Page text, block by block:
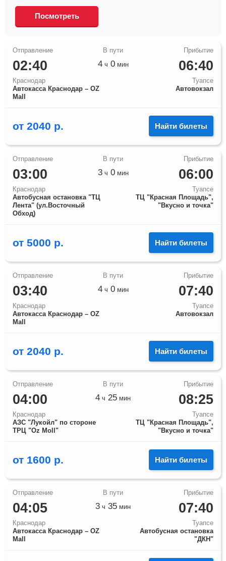
Посмотреть
02:40
Краснодар
Автокасса Краснодар – OZ
Mall
06:40
Туапсе
Автовокзал
4ч 0мин
от 2040 р. Найти билеты
03:00
Краснодар
Автобусная остановка "ТЦ
Лента" (ул.Восточный
Обход)
06:00
Туапсе
ТЦ "Красная Площадь",
"Вкусно и точка"
3ч 0мин
от 5000 р. Найти билеты
03:40
Краснодар
Автокасса Краснодар – OZ
Mall
07:40
Туапсе
Автовокзал
4ч 0мин
от 2040 р. Найти билеты
04:00
Краснодар
АЗС "Лукойл" по стороне
ТРЦ "Оz Moll"
08:25
Туапсе
ТЦ "Красная Площадь",
"Вкусно и точка"
4 ч 25 мин
от 1600 р. Найти билеты
04:05
Краснодар
Автокасса Краснодар – OZ
Mall
07:40
Туапсе
Автобусная остановка
"ДКН"
3 ч 35 мин